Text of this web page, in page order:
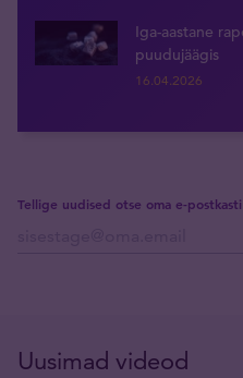
Iga-aastane
puudujäägis
16.04.2026
Tellige uudised otse oma e-postkasti
Uusimad videod